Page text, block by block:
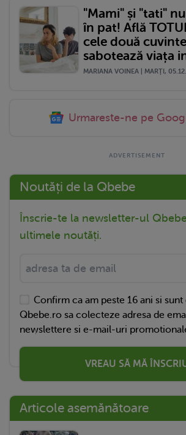
"Mami" și "tati"
în pat! Află
cele două
sabotează viața
MARIANA VOINEA | MARŢI,
Urmareste-ne pe
Noutăți de la Qbebe
Înscrie-te la newsletter-ul
ultimele noutăți.
Confirm ca am peste 16 ani si
Qbebe.ro sa colecteze adresa de
newslettere si e-mail-uri
VREAU SĂ MĂ
Articole asemănătoare